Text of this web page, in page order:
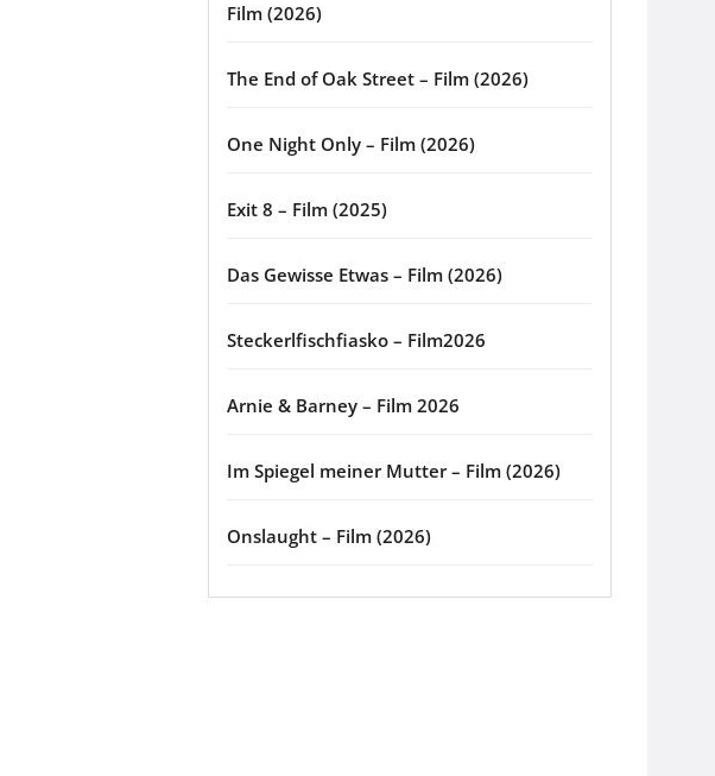
Film (2026)
The End of Oak Street – Film (2026)
One Night Only – Film (2026)
Exit 8 – Film (2025)
Das Gewisse Etwas – Film (2026)
Steckerlfischfiasko – Film2026
Arnie & Barney – Film 2026
Im Spiegel meiner Mutter – Film (2026)
Onslaught – Film (2026)